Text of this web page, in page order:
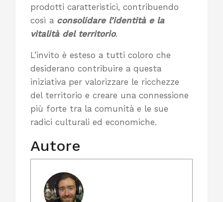
prodotti caratteristici, contribuendo
così a consolidare l’identità e la
vitalità del territorio.
L’invito è esteso a tutti coloro che
desiderano contribuire a questa
iniziativa per valorizzare le ricchezze
del territorio e creare una connessione
più forte tra la comunità e le sue
radici culturali ed economiche.
Autore